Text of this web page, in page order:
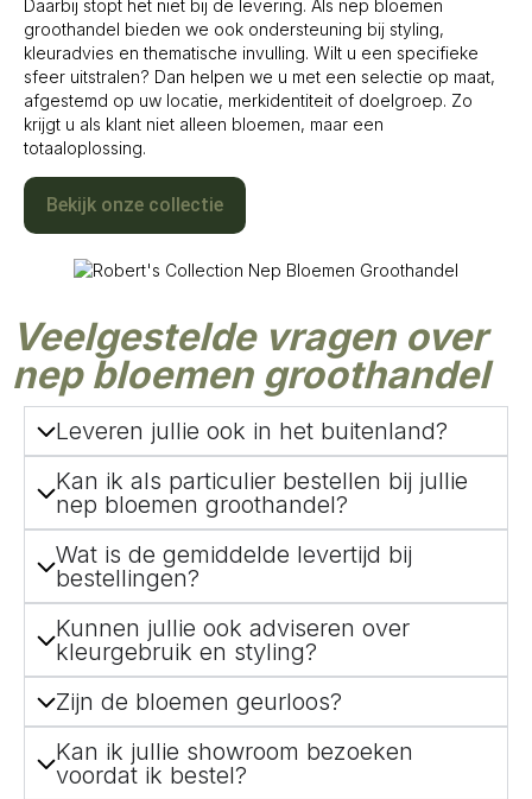
Daarbij stopt het niet bij de levering. Als nep bloemen
groothandel bieden we ook ondersteuning bij styling,
kleuradvies en thematische invulling. Wilt u een specifieke
sfeer uitstralen? Dan helpen we u met een selectie op maat,
afgestemd op uw locatie, merkidentiteit of doelgroep. Zo
krijgt u als klant niet alleen bloemen, maar een
totaaloplossing.
Bekijk onze collectie
Veelgestelde vragen over
nep bloemen groothandel
Leveren jullie ook in het buitenland?
Kan ik als particulier bestellen bij jullie
nep bloemen groothandel?
Wat is de gemiddelde levertijd bij
bestellingen?
Kunnen jullie ook adviseren over
kleurgebruik en styling?
Zijn de bloemen geurloos?
Kan ik jullie showroom bezoeken
voordat ik bestel?